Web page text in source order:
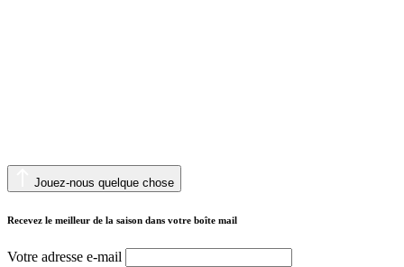
Jouez-nous quelque chose
Recevez le meilleur de la saison dans votre boîte mail
Votre adresse e-mail